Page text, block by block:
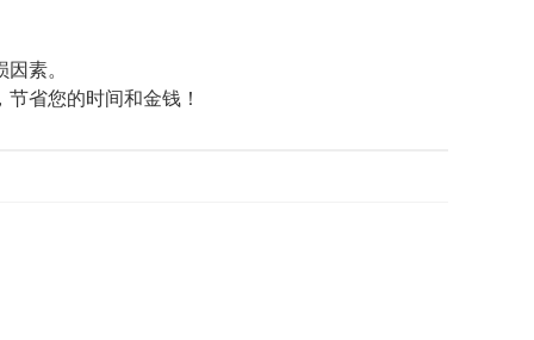
素。
省您的时间和金钱！